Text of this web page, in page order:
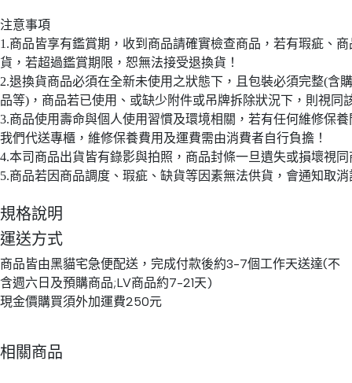
注意事項
1.商品皆享有鑑賞期，收到商品請確實檢查商品，若有瑕疵、
貨，若超過鑑賞期限，恕無法接受退換貨！
2.退換貨商品必須在全新未使用之狀態下，且包裝必須完整(含
品等)，商品若已使用、或缺少附件或吊牌拆除狀況下，則視同
3.商品使用壽命與個人使用習慣及環境相關，若有任何維修保
我們代送專櫃，維修保養費用及運費需由消費者自行負擔！
4.本司商品出貨皆有錄影與拍照，商品封條一旦遺失或損壞視
5.商品若因商品調度、瑕疵、缺貨等因素無法供貨，會通知取
規格說明
運送方式
商品皆由黑貓宅急便配送，完成付款後約3-7個工作天送達(不
含週六日及預購商品;LV商品約7-21天)
現金價購買須外加運費250元
相關商品